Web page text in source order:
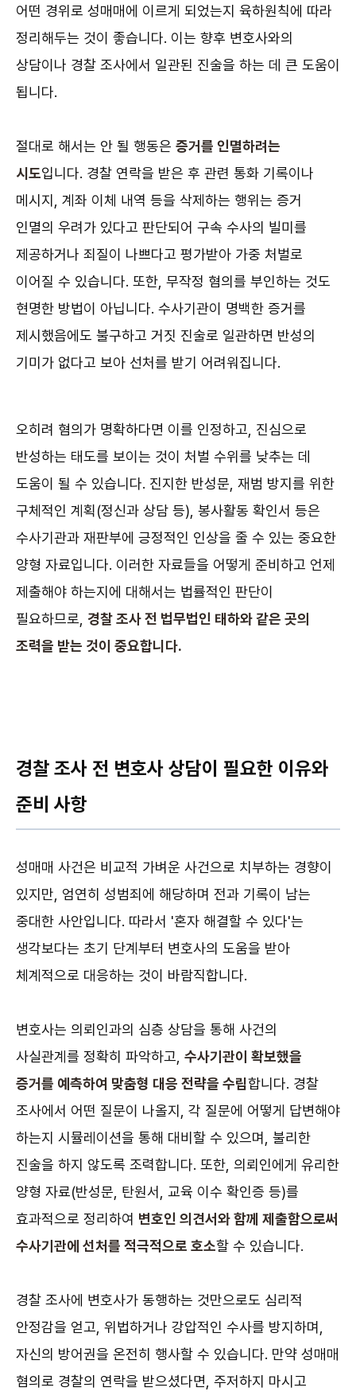
어떤 경위로 성매매에 이르게 되었는지 육하원칙에 따라
정리해두는 것이 좋습니다. 이는 향후 변호사와의
상담이나 경찰 조사에서 일관된 진술을 하는 데 큰 도움이
됩니다.
절대로 해서는 안 될 행동은 증거를 인멸하려는
시도입니다. 경찰 연락을 받은 후 관련 통화 기록이나
메시지, 계좌 이체 내역 등을 삭제하는 행위는 증거
인멸의 우려가 있다고 판단되어 구속 수사의 빌미를
제공하거나 죄질이 나쁘다고 평가받아 가중 처벌로
이어질 수 있습니다. 또한, 무작정 혐의를 부인하는 것도
현명한 방법이 아닙니다. 수사기관이 명백한 증거를
제시했음에도 불구하고 거짓 진술로 일관하면 반성의
기미가 없다고 보아 선처를 받기 어려워집니다.
오히려 혐의가 명확하다면 이를 인정하고, 진심으로
반성하는 태도를 보이는 것이 처벌 수위를 낮추는 데
도움이 될 수 있습니다. 진지한 반성문, 재범 방지를 위한
구체적인 계획(정신과 상담 등), 봉사활동 확인서 등은
수사기관과 재판부에 긍정적인 인상을 줄 수 있는 중요한
양형 자료입니다. 이러한 자료들을 어떻게 준비하고 언제
제출해야 하는지에 대해서는 법률적인 판단이
필요하므로, 경찰 조사 전 법무법인 태하와 같은 곳의
조력을 받는 것이 중요합니다.
경찰 조사 전 변호사 상담이 필요한 이유와
준비 사항
성매매 사건은 비교적 가벼운 사건으로 치부하는 경향이
있지만, 엄연히 성범죄에 해당하며 전과 기록이 남는
중대한 사안입니다. 따라서 '혼자 해결할 수 있다'는
생각보다는 초기 단계부터 변호사의 도움을 받아
체계적으로 대응하는 것이 바람직합니다.
변호사는 의뢰인과의 심층 상담을 통해 사건의
사실관계를 정확히 파악하고, 수사기관이 확보했을
증거를 예측하여 맞춤형 대응 전략을 수립합니다. 경찰
조사에서 어떤 질문이 나올지, 각 질문에 어떻게 답변해야
하는지 시뮬레이션을 통해 대비할 수 있으며, 불리한
진술을 하지 않도록 조력합니다. 또한, 의뢰인에게 유리한
양형 자료(반성문, 탄원서, 교육 이수 확인증 등)를
효과적으로 정리하여 변호인 의견서와 함께 제출함으로써
수사기관에 선처를 적극적으로 호소할 수 있습니다.
경찰 조사에 변호사가 동행하는 것만으로도 심리적
안정감을 얻고, 위법하거나 강압적인 수사를 방지하며,
자신의 방어권을 온전히 행사할 수 있습니다. 만약 성매매
혐의로 경찰의 연락을 받으셨다면, 주저하지 마시고